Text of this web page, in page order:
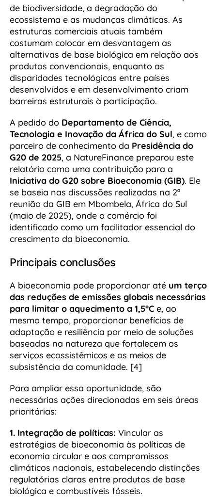
de biodiversidade, a degradação do
ecossistema e as mudanças climáticas. As
estruturas comerciais atuais também
costumam colocar em desvantagem as
alternativas de base biológica em relação aos
produtos convencionais, enquanto as
disparidades tecnológicas entre países
desenvolvidos e em desenvolvimento criam
barreiras estruturais à participação.
A pedido do Departamento de Ciência,
Tecnologia e Inovação da África do Sul, e como
parceiro de conhecimento da Presidência do
G20 de 2025, a NatureFinance preparou este
relatório como uma contribuição para a
Iniciativa do G20 sobre Bioeconomia (GIB). Ele
se baseia nas discussões realizadas na 2ª
reunião da GIB em Mbombela, África do Sul
(maio de 2025), onde o comércio foi
identificado como um facilitador essencial do
crescimento da bioeconomia.
Principais conclusões
A bioeconomia pode proporcionar até um terço
das reduções de emissões globais necessárias
para limitar o aquecimento a 1,5°C e, ao
mesmo tempo, proporcionar benefícios de
adaptação e resiliência por meio de soluções
baseadas na natureza que fortalecem os
serviços ecossistêmicos e os meios de
subsistência da comunidade. [4]
Para ampliar essa oportunidade, são
necessárias ações direcionadas em seis áreas
prioritárias:
1. Integração de políticas: Vincular as
estratégias de bioeconomia às políticas de
economia circular e aos compromissos
climáticos nacionais, estabelecendo distinções
regulatórias claras entre produtos de base
biológica e combustíveis fósseis.